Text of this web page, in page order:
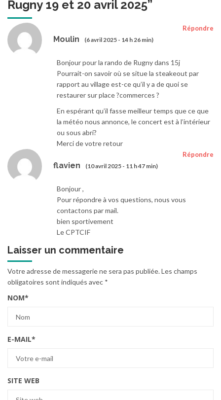
Rugny 19 et 20 avril 2025”
Moulin (6 avril 2025 - 14 h 26 min)
Répondre
Bonjour pour la rando de Rugny dans 15j
Pourrait-on savoir où se situe la steakeout par
rapport au village est-ce qu’il y a de quoi se
restaurer sur place ?commerces ?
En espérant qu’il fasse meilleur temps que ce que
la météo nous annonce, le concert est à l’intérieur
ou sous abri?
Merci de votre retour
flavien (10 avril 2025 - 11 h 47 min)
Répondre
Bonjour ,
Pour répondre à vos questions, nous vous
contactons par mail.
bien sportivement
Le CPTCIF
Laisser un commentaire
Votre adresse de messagerie ne sera pas publiée.Les champs
obligatoires sont indiqués avec *
NOM*
E-MAIL*
SITE WEB